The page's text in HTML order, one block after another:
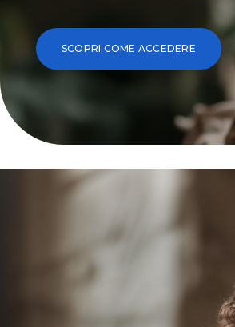
SCOPRI COME ACCEDERE